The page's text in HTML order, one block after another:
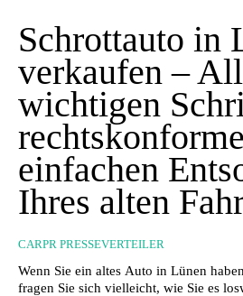
Schrottauto in
verkaufen –
wichtigen
einfachen
Ihres alten
CARPR PRESSEVERTEILER
Wenn Sie ein altes Auto in Lünen
fragen Sie sich vielleicht, wie Sie es